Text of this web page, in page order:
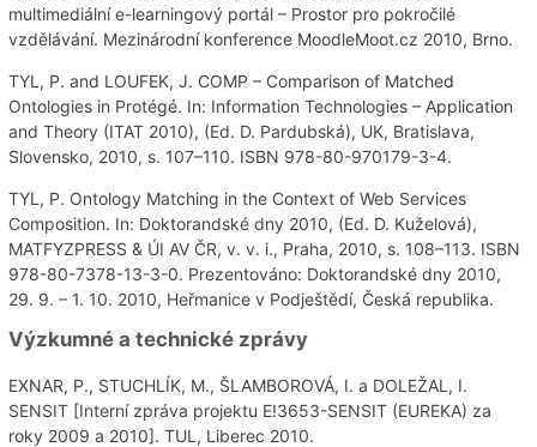
multimediální e-learningový portál – Prostor pro pokročilé
vzdělávání. Mezinárodní konference MoodleMoot.cz 2010, Brno.
TYL, P. and LOUFEK, J. COMP – Comparison of Matched
Ontologies in Protégé. In: Information Technologies – Application
and Theory (ITAT 2010), (Ed. D. Pardubská), UK, Bratislava,
Slovensko, 2010, s. 107–110. ISBN 978-80-970179-3-4.
TYL, P. Ontology Matching in the Context of Web Services
Composition. In: Doktorandské dny 2010, (Ed. D. Kuželová),
MATFYZPRESS & ÚI AV ČR, v. v. i., Praha, 2010, s. 108–113. ISBN
978-80-7378-13-3-0. Prezentováno: Doktorandské dny 2010,
29. 9. – 1. 10. 2010, Heřmanice v Podještědí, Česká republika.
Výzkumné a technické zprávy
EXNAR, P., STUCHLÍK, M., ŠLAMBOROVÁ, I. a DOLEŽAL, I.
SENSIT [Interní zpráva projektu E!3653-SENSIT (EUREKA) za
roky 2009 a 2010]. TUL, Liberec 2010.